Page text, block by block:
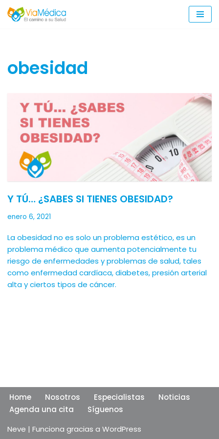
obesidad
Y TÚ… ¿SABES SI TIENES OBESIDAD?
enero 6, 2021
La obesidad no es solo un problema estético, es un
problema médico que aumenta potencialmente tu
riesgo de enfermedades y problemas de salud, tales
como enfermedad cardíaca, diabetes, presión arterial
alta y ciertos tipos de cáncer.
Home Nosotros Especialistas
Noticias
Agenda una cita
Síguenos
Neve | Funciona gracias a WordPress